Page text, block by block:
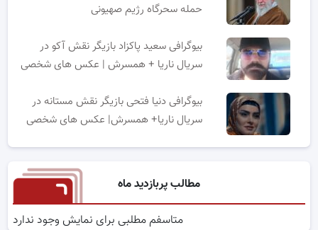
حمله سحرگاه رژیم صهیونی
بیوگرافی سعید پاکزاد بازیگر نقش آکو در
سریال ناریا + همسرش | عکس های شخصی
بیوگرافی دنیا فتحی بازیگر نقش مستانه در
سریال ناریا+ همسرش| عکس های شخصی
مطالب پربازدید ماه
متاسفم مطلبی برای نمایش وجود ندارد